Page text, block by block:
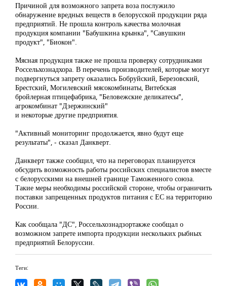
Причиной для возможного запрета воза послужило
обнаружение вредных веществ в белорусской продукции ряда
предприятий. Не прошла контроль качества молочная
продукция компании "Бабушкина крынка", "Савушкин
продукт", "Биокон".
Мясная продукция также не прошла проверку сотрудниками
Россельхознадхора. В перечень производителей, которые могут
подвергнуться запрету оказались Бобруйский, Березовский,
Брестский, Могилевский мясокомбинаты, Витебская
бройлерная птицефабрика, "Беловежские деликатесы",
агрокомбинат "Дзержинский"
и некоторые другие предприятия.
"Активный мониторинг продолжается, явно будут еще
результаты", - сказал Данкверт.
Данкверт также сообщил, что на переговорах планируется
обсудить возможность работы российских специалистов вместе
с белорусскими на внешней границе Таможенного союза.
Такие меры необходимы российской стороне, чтобы ограничить
поставки запрещенных продуктов питания с ЕС на территорию
России.
Как сообщала "ДС", Россельхознадзортакже сообщал о
возможном запрете импорта продукции нескольких рыбных
предприятий Белоруссии.
Теги: